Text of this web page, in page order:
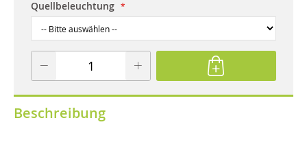
Quellbeleuchtung
Beschreibung